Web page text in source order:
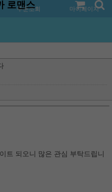
주문조회 마이페이지
로맨스
트 되오니 많은 관심 부탁드립니